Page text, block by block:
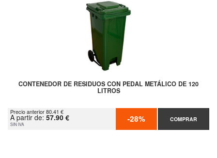
CONTENEDOR DE RESIDUOS CON PEDAL METÁLICO DE 120
LITROS
Precio anterior 80.41 €
A partir de: 57.90 €
SIN IVA -28% COMPRAR